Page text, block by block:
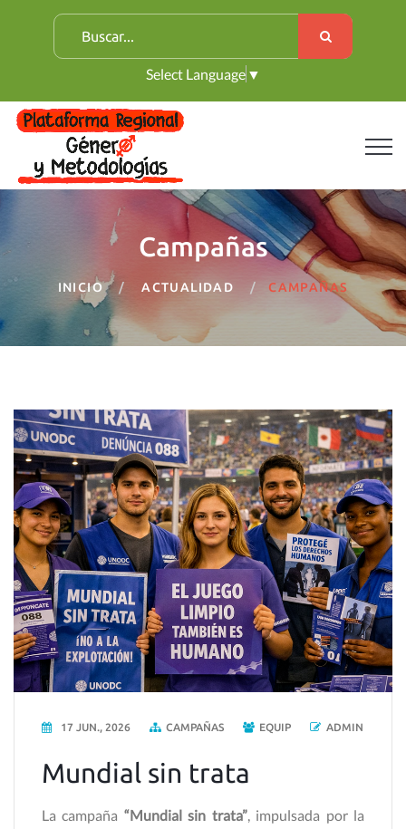
B
u
c
a
r
:
Select Language ▼
Campañas
INICIO ACTUALIDAD CAMPAÑAS
17 JUN., 2026 CAMPAÑAS EQUIP ADMIN
Mundial sin trata
La campaña “Mundial sin trata”, impulsada por la